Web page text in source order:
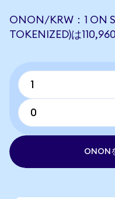
ONON/KRW：1 ON
TOKENIZED)は
ONON